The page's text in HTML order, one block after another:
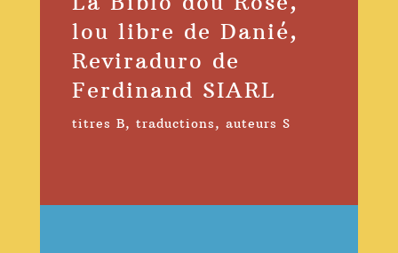
lou libre de Danié,
Reviraduro de
Ferdinand SIARL
titres B, traductions, auteurs S